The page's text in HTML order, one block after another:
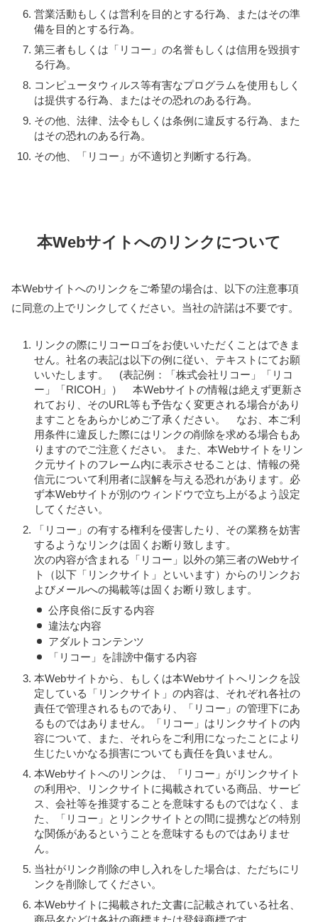
営業活動もしくは営利を目的とする行為、またはその準
備を目的とする行為。
第三者もしくは「リコー」の名誉もしくは信用を毀損す
る行為。
コンピュータウィルス等有害なプログラムを使用もしく
は提供する行為、またはその恐れのある行為。
その他、法律、法令もしくは条例に違反する行為、また
はその恐れのある行為。
その他、「リコー」が不適切と判断する行為。
本Webサイトへのリンクについて
本Webサイトへのリンクをご希望の場合は、以下の注意事項
に同意の上でリンクしてください。当社の許諾は不要です。
リンクの際にリコーロゴをお使いいただくことはできま
せん。社名の表記は以下の例に従い、テキストにてお願
いいたします。 (表記例：「株式会社リコー」「リコ
ー」「RICOH」） 本Webサイトの情報は絶えず更新さ
れており、そのURL等も予告なく変更される場合があり
ますことをあらかじめご了承ください。 なお、本ご利
用条件に違反した際にはリンクの削除を求める場合もあ
りますのでご注意ください。 また、本Webサイトをリン
ク元サイトのフレーム内に表示させることは、情報の発
信元について利用者に誤解を与える恐れがあります。必
ず本Webサイトが別のウィンドウで立ち上がるよう設定
してください。
「リコー」の有する権利を侵害したり、その業務を妨害
するようなリンクは固くお断り致します。
次の内容が含まれる「リコー」以外の第三者のWebサイ
ト（以下「リンクサイト」といいます）からのリンクお
よびメールへの掲載等は固くお断り致します。
公序良俗に反する内容
違法な内容
アダルトコンテンツ
「リコー」を誹謗中傷する内容
本Webサイトから、もしくは本Webサイトへリンクを設
定している「リンクサイト」の内容は、それぞれ各社の
責任で管理されるものであり、「リコー」の管理下にあ
るものではありません。「リコー」はリンクサイトの内
容について、また、それらをご利用になったことにより
生じたいかなる損害についても責任を負いません。
本Webサイトへのリンクは、「リコー」がリンクサイト
の利用や、リンクサイトに掲載されている商品、サービ
ス、会社等を推奨することを意味するものではなく、ま
た、「リコー」とリンクサイトとの間に提携などの特別
な関係があるということを意味するものではありませ
ん。
当社がリンク削除の申し入れをした場合は、ただちにリ
ンクを削除してください。
本Webサイトに掲載された文書に記載されている社名、
商品名などは各社の商標または登録商標です。